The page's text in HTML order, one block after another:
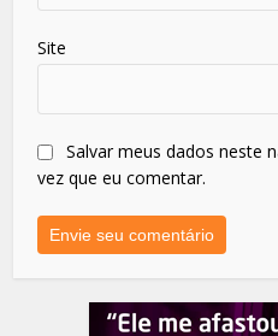
Site
Salvar meus dados neste
vez que eu comentar.